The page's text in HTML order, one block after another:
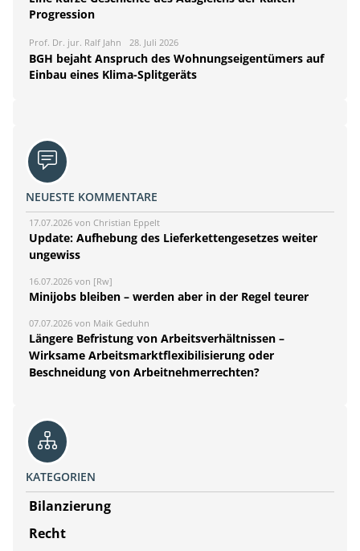
Progression
Prof. Dr. jur. Ralf Jahn 28. Juli 2026
BGH bejaht Anspruch des Wohnungseigentümers auf
Einbau eines Klima-Splitgeräts
NEUESTE KOMMENTARE
17.07.2026 von Christian Eppelt
Update: Aufhebung des Lieferkettengesetzes weiter
ungewiss
16.07.2026 von [Rw]
Minijobs bleiben – werden aber in der Regel teurer
07.07.2026 von Maik Geduhn
Längere Befristung von Arbeitsverhältnissen –
Wirksame Arbeitsmarktflexibilisierung oder
Beschneidung von Arbeitnehmerrechten?
KATEGORIEN
Bilanzierung
Recht